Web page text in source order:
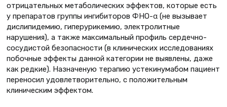
отрицательных метаболических эффектов, которые есть
у препаратов группы ингибиторов ФНО-α (не вызывает
дислипидемию, гиперурикемию, электролитные
нарушения), а также максимальный профиль сердечно-
сосудистой безопасности (в клинических исследованиях
побочные эффекты данной категории не выявлены, даже
как редкие). Назначеную терапию устекинумабом пациент
переносил удовлетворительно, с положительным
клиническим эффектом.